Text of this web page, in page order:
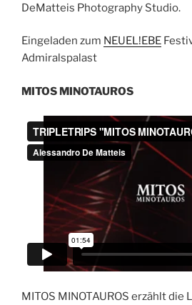
DeMatteis Photography Studio.
Eingeladen zum NEUEL!EBE
Admiralspalast
MITOS MINOTAUROS
MITOS MINOTAUROS erzählt die